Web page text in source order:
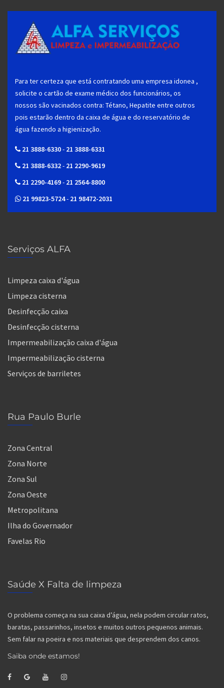
Para ter certeza que está contratando uma empresa idonea ,
solicite o cartão de exame médico dos funcionários, os
nossos são vacinados contra: Tétano, Hepatite entre outros
pois estarão dentro da caixa de água e do reservatório de
água fazendo a higienização.
21 3888-6330- 21 3888-6331
21 3888-6332- 21 2290-9619
21 2290-4169- 21 2564-8800
21 99823-5724- 21 98472-2031
Serviços ALFA
Limpeza caixa d'água
Limpeza cisterna
Desinfecção caixa
Desinfecção cisterna
Impermeabilização caixa d'água
Impermeabilização cisterna
Serviços de barriletes
Rua Paulo Burle
Zona Central
Zona Norte
Zona Sul
Zona Oeste
Metropolitana
Ilha do Governador
Favelas Rio
Saúde X Falta de limpeza
O problema começa na sua caixa d’água, nela podem circular ratos,
baratas, passarinhos, insetos e muitos outros pequenos animais.
Sem falar na poeira e nos materiais que desprendem dos canos.
Saiba onde estamos!